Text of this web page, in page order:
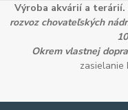
Výroba akvárií a
rozvoz chovateľských
Okrem vlastnej
zasielanie